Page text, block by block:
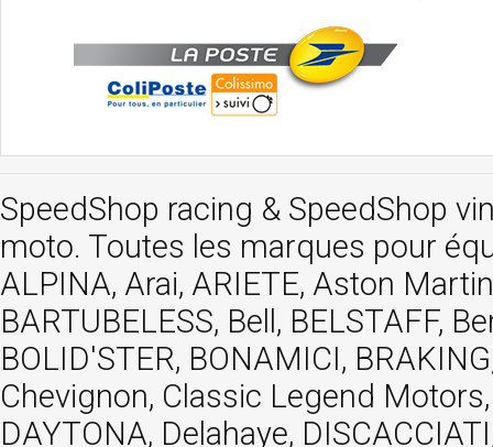
SpeedShop racing & SpeedShop
moto. Toutes les marques pour
ALPINA, Arai, ARIETE, Aston
BARTUBELESS, Bell, BELSTAFF,
BOLID'STER, BONAMICI,
Chevignon, Classic Legend
DAYTONA, Delahaye,